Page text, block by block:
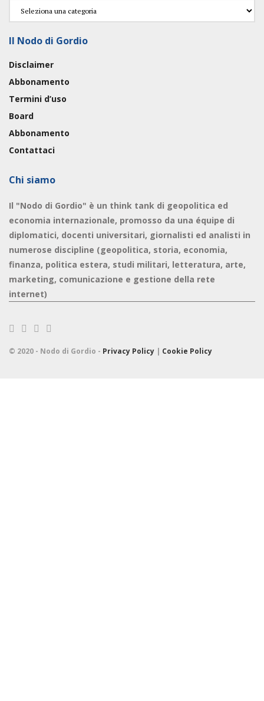
Categorie
Il Nodo di Gordio
Disclaimer
Abbonamento
Termini d’uso
Board
Abbonamento
Contattaci
Chi siamo
Il "Nodo di Gordio" è un think tank di geopolitica ed
economia internazionale, promosso da una équipe di
diplomatici, docenti universitari, giornalisti ed analisti in
numerose discipline (geopolitica, storia, economia,
finanza, politica estera, studi militari, letteratura, arte,
marketing, comunicazione e gestione della rete
internet)
© 2020 - Nodo di Gordio - Privacy Policy | Cookie Policy